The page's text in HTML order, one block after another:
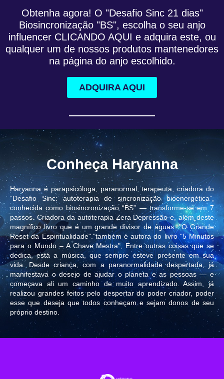
Obtenha agora! O "Desafio Sinc 21 dias"
Biosincronização "BS", escolha o seu anjo
influencer CLICANDO AQUI e adquira este, ou
qualquer um de nossos produtos mantenedores
na página do anjo escolhido.
ADQUIRA AQUI
Conheça Haryanna
Haryanna é parapsicóloga, paranormal, terapeuta, criadora do
“Desafio Sinc: autoterapia de sincronização bioenergética”,
conhecida como biosincronização “BS” — transforme-se em 7
passos. Criadora da autoterapia Zera Depressão e, além deste
magnífico livro que é um grande divisor de águas: "O Grande
Reset da Espiritualidade"."também é autora do livro "5 Minutos
para o Mundo – A Chave Mestra", Entre outras coisas que se
dedica, está a música, que sempre esteve presente em sua
vida. Desde criança, com a paranormalidade despertada, já
manifestava o desejo de ajudar o planeta e as pessoas — e
começava ali um caminho de muito aprendizado. Assim, já
realizou grandes feitos pelo despertar do poder criador, poder
esse que deseja que todos conheçam e sejam donos de seu
próprio destino.